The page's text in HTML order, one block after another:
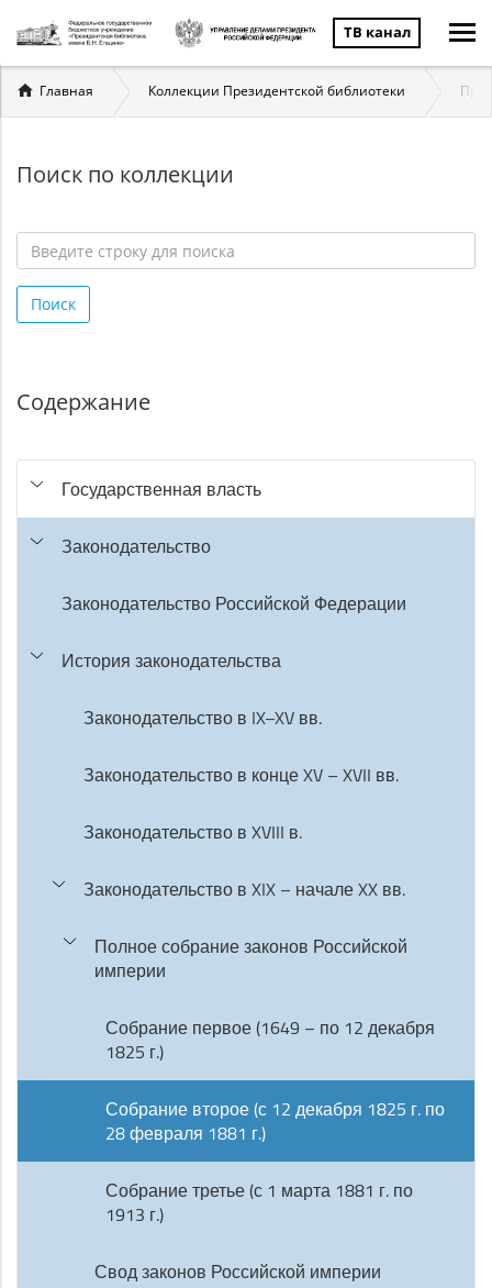
ТВ канал
Вы
здесь
Главная Коллекции Президентской библиотеки
Поиск по коллекции
строку
для
Поиск
Содержание
Государственная власть
Законодательство
Законодательство Российской Федерации
История законодательства
Законодательство в IX–XV вв.
Законодательство в конце XV – XVII вв.
Законодательство в XVIII в.
Законодательство в XIX – начале XX вв.
Полное собрание законов Российской
империи
Собрание первое (1649 – по 12 декабря
1825 г.)
Собрание второе (с 12 декабря 1825 г. по
28 февраля 1881 г.)
Собрание третье (с 1 марта 1881 г. по
1913 г.)
Свод законов Российской империи